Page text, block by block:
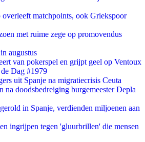
overleeft matchpoints, ook Griekspoor
met ruime zege op promovendus
augustus
van pokerspel en grijpt geel op Ventoux
Dag #1979
uit Spanje na migratiecrisis Ceuta
na doodsbedreiging burgemeester Depla
in Spanje, verdienden miljoenen aan
ingrijpen tegen 'gluurbrillen' die mensen